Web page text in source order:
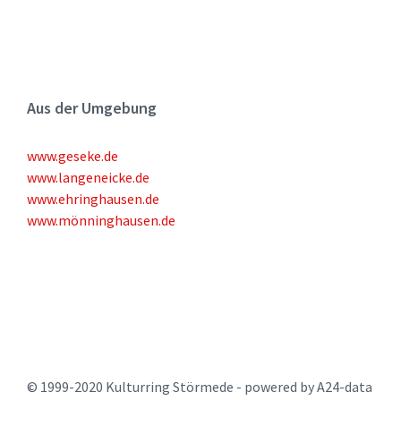
Aus der Umgebung
www.geseke.de
www.langeneicke.de
www.ehringhausen.de
www.mönninghausen.de
© 1999-2020 Kulturring Störmede - powered by A24-data